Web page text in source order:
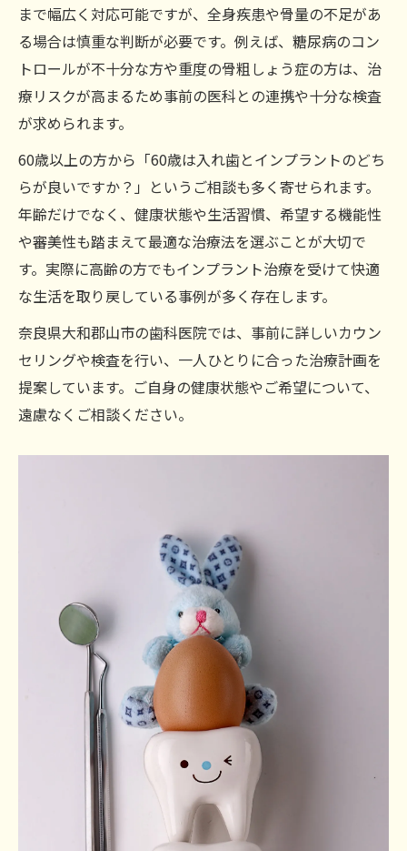
まで幅広く対応可能ですが、全身疾患や骨量の不足があ
る場合は慎重な判断が必要です。例えば、糖尿病のコン
トロールが不十分な方や重度の骨粗しょう症の方は、治
療リスクが高まるため事前の医科との連携や十分な検査
が求められます。
60歳以上の方から「60歳は入れ歯とインプラントのどち
らが良いですか？」というご相談も多く寄せられます。
年齢だけでなく、健康状態や生活習慣、希望する機能性
や審美性も踏まえて最適な治療法を選ぶことが大切で
す。実際に高齢の方でもインプラント治療を受けて快適
な生活を取り戻している事例が多く存在します。
奈良県大和郡山市の歯科医院では、事前に詳しいカウン
セリングや検査を行い、一人ひとりに合った治療計画を
提案しています。ご自身の健康状態やご希望について、
遠慮なくご相談ください。